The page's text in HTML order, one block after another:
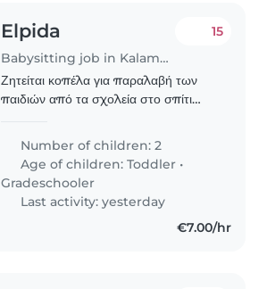
Elpida
Babysitting job in Kalamaria
15
Ζητείται κοπέλα για παραλαβή των
παιδιών από τα σχολεία στο σπίτι
Έναρξη Σεπτεμβρίο του 2026
Number of children: 2
Age of children:Toddler •
Gradeschooler
Last activity: yesterday
€7.00/hr